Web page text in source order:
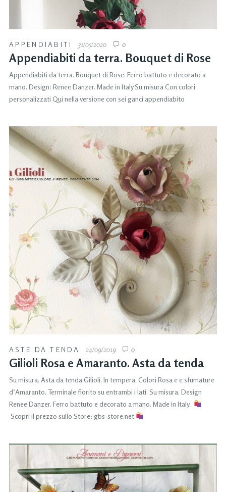
APPENDIABITI 31/05/2020 0
Appendiabiti da terra. Bouquet di Rose
Appendiabiti da terra. Bouquet di Rose. Ferro battuto e decorato a
mano. Design: Renee Danzer. Made in Italy Su misura Con colori
personalizzati Qui nella versione con sei ganci appendiabito
ASTE DA TENDA 24/09/2019 0
Gilioli Rosa e Amaranto. Asta da tenda
Su misura. Asta da tenda Gilioli. In tempera. Colori Rosa e e sfumature
d’Amaranto. Terminale fiorito su entrambi i lati. Su misura. Design
Renee Danzer. Ferro battuto e decorato a mano. Made in Italy.
Scopri il prezzo sullo Store: gbs-store.net